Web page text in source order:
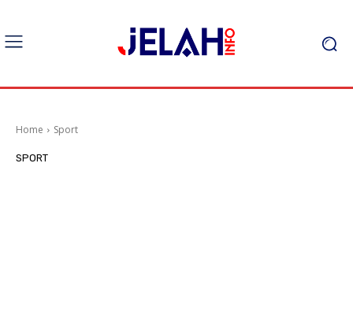
Home Sport
SPORT